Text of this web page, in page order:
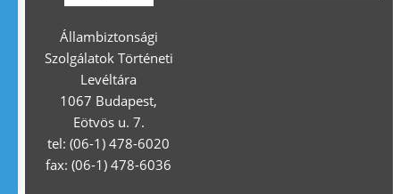
Állambiztonsági
Szolgálatok Történeti
Levéltára
1067 Budapest,
Eötvös u. 7.
tel: (06-1) 478-6020
fax: (06-1) 478-6036